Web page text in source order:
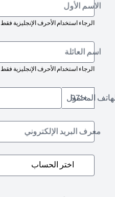
الرجاء استخدام الأحرف الإنجليزية فقط
الاسم الأول
الرجاء استخدام الأحرف الإنجليزية فقط
اسم العائلة
+971
المحمول
معرف البريد الإلكتروني